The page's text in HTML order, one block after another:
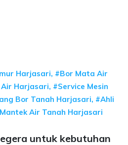
Harjasari, #Bor Mata Air
Harjasari, #Service Mesin
Bor Tanah Harjasari, #Ahli
Air Tanah Harjasari
untuk kebutuhan